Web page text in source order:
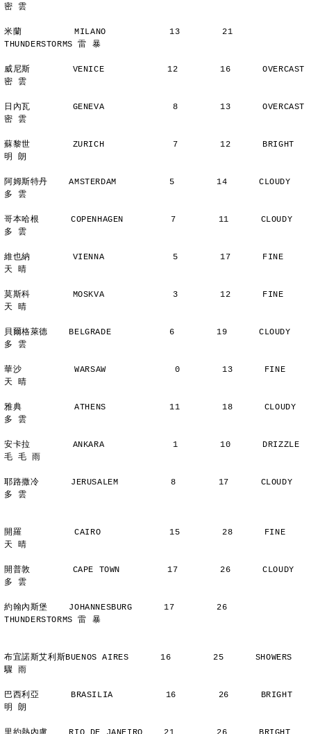
密 雲
米蘭          MILANO            13        21
THUNDERSTORMS 雷 暴
威尼斯        VENICE            12        16      OVERCAST
密 雲
日內瓦        GENEVA             8        13      OVERCAST
密 雲
蘇黎世        ZURICH             7        12      BRIGHT
明 朗
阿姆斯特丹    AMSTERDAM          5        14      CLOUDY
多 雲
哥本哈根      COPENHAGEN         7        11      CLOUDY
多 雲
維也納        VIENNA             5        17      FINE
天 晴
莫斯科        MOSKVA             3        12      FINE
天 晴
貝爾格萊德    BELGRADE           6        19      CLOUDY
多 雲
華沙          WARSAW             0        13      FINE
天 晴
雅典          ATHENS            11        18      CLOUDY
多 雲
安卡拉        ANKARA             1        10      DRIZZLE
毛 毛 雨
耶路撒冷      JERUSALEM          8        17      CLOUDY
多 雲
開羅          CAIRO             15        28      FINE
天 晴
開普敦        CAPE TOWN         17        26      CLOUDY
多 雲
約翰內斯堡    JOHANNESBURG      17        26
THUNDERSTORMS 雷 暴
布宜諾斯艾利斯BUENOS AIRES      16        25      SHOWERS
驟 雨
巴西利亞      BRASILIA          16        26      BRIGHT
明 朗